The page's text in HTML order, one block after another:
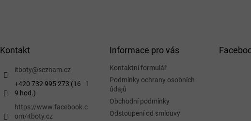
Kontakt
itboty@seznam.cz
+420 732 995 273 (16 - 1
9 hod.)
https://www.facebook.c
om/itboty.cz
Informace pro vás
Kontaktní formulář
Podmínky ochrany osobních
údajů
Obchodní podmínky
Odstoupení od smlouvy